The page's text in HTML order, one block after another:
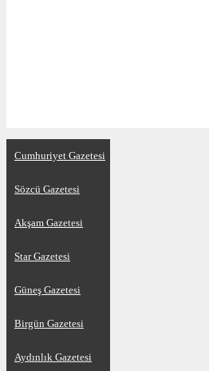
Cumhuriyet Gazetesi
Sözcü Gazetesi
Akşam Gazetesi
Star Gazetesi
Güneş Gazetesi
Birgün Gazetesi
Aydınlık Gazetesi